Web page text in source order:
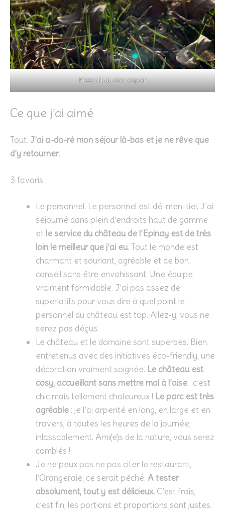
Pissenlit du soir, espoir
Ce que j’ai aimé
Tout. J’ai a-do-ré mon séjour là-bas et je ne rêve que
d’y retourner.
3 favoris :
Le personnel. Le personnel est dé-men-tiel. J’ai
séjourné dans plein d’endroits haut de gamme
et le service du château de l’Epinay est de très
loin le meilleur que j’ai eu. Tout le monde est
charmant et souriant, agréable et de bon
conseil sans être envahissant. Une équipe
vraiment formidable. J’ai pas assez de
superlatifs pour vous dire à quel point le
personnel du château est top. Allez-y, vous ne
serez pas déçus.
Le château et le domaine sont superbes. Bien
entretenus avec des initiatives éco-friendly, une
décoration vraiment soignée. Le château est
cosy, accueillant sans mettre mal à l’aise : c’est
chic mais tellement chaleureux ! Le parc est très
agréable : je l’ai arpenté en long, en large et en
travers, à toutes les heures de la journée,
inlassablement. Ami(e)s de la nature, vous serez
comblés !
Je ne peux pas ne pas citer le restaurant,
l’Orangeraie, ce serait péché. A tester
absolument, tout y est délicieux. C’est frais,
c’est fin, les portions et proportions sont justes.